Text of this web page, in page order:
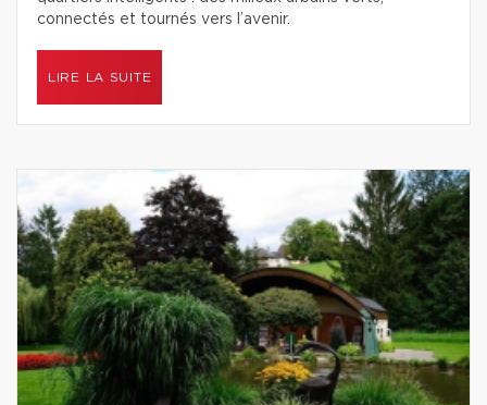
connectés et tournés vers l’avenir.
LIRE LA SUITE